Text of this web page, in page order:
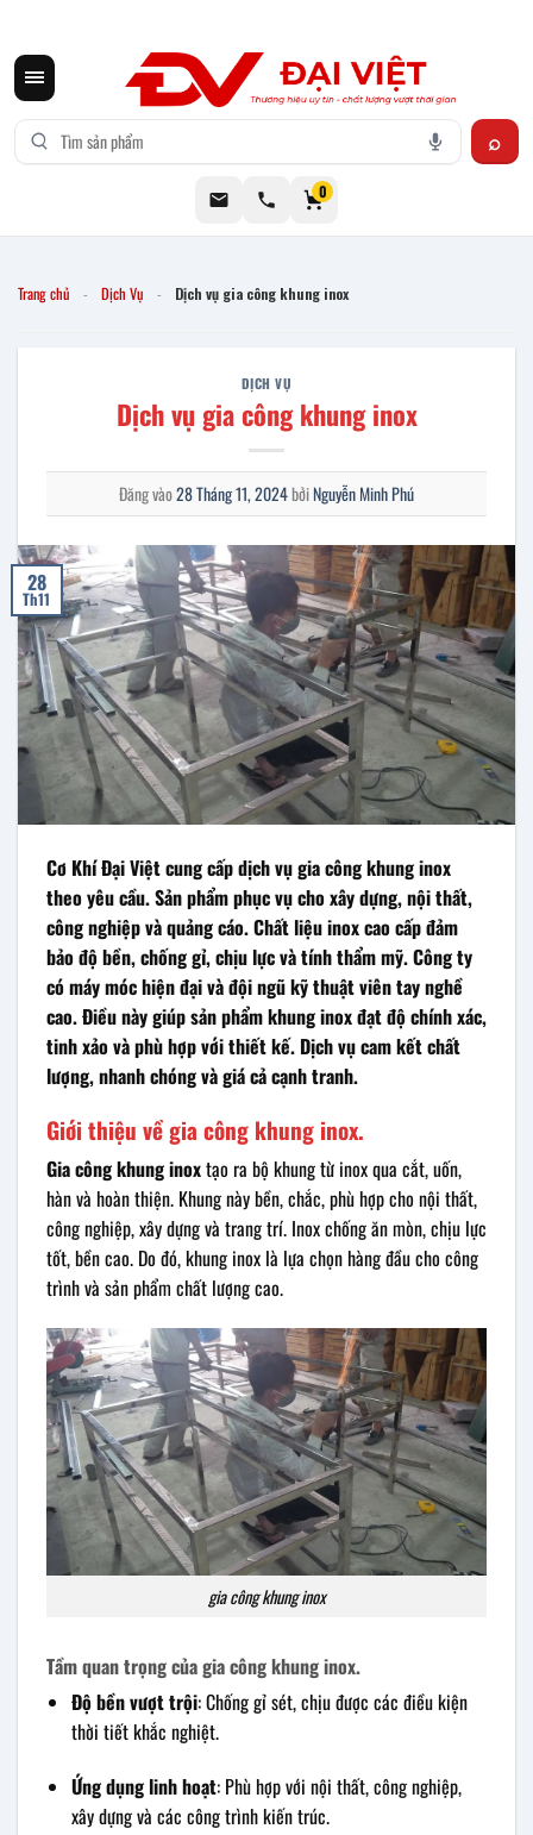
0
Trang chủ - Dịch Vụ - Dịch vụ gia công khung inox
DỊCH VỤ
Dịch vụ gia công khung inox
Đăng vào28 Tháng 11, 2024bởiNguyễn Minh Phú
28
Th11
Cơ Khí Đại Việt cung cấp dịch vụ gia công khung inox
theo yêu cầu. Sản phẩm phục vụ cho xây dựng, nội thất,
công nghiệp và quảng cáo. Chất liệu inox cao cấp đảm
bảo độ bền, chống gỉ, chịu lực và tính thẩm mỹ. Công ty
có máy móc hiện đại và đội ngũ kỹ thuật viên tay nghề
cao. Điều này giúp sản phẩm khung inox đạt độ chính xác,
tinh xảo và phù hợp với thiết kế. Dịch vụ cam kết chất
lượng, nhanh chóng và giá cả cạnh tranh.
Giới thiệu về gia công khung inox.
Gia công khung inoxtạo ra bộ khung từ inox qua cắt, uốn,
hàn và hoàn thiện. Khung này bền, chắc, phù hợp cho nội thất,
công nghiệp, xây dựng và trang trí. Inox chống ăn mòn, chịu lực
tốt, bền cao. Do đó, khung inox là lựa chọn hàng đầu cho công
trình và sản phẩm chất lượng cao.
gia công khung inox
Tầm quan trọng của gia công khung inox.
Độ bền vượt trội: Chống gỉ sét, chịu được các điều kiện
thời tiết khắc nghiệt.
Ứng dụng linh hoạt: Phù hợp với nội thất, công nghiệp,
xây dựng và các công trình kiến trúc.